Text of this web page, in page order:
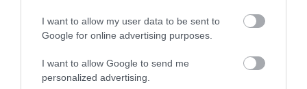
I want to allow my user data to be sent to
Google for online advertising purposes.
I want to allow Google to send me
personalized advertising.
HOTEL
KARANTÉN KORONAVÍRUS KÍNA
OLASZORSZÁG PROGRAMAJÁNLÓ